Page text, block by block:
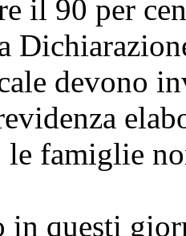
il 90 per
devono
le famiglie
giorni,